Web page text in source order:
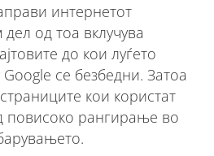
интернетот
од тоа вклучува
до кои луѓето
се безбедни. Затоа
кои користат
повисоко рангирање во